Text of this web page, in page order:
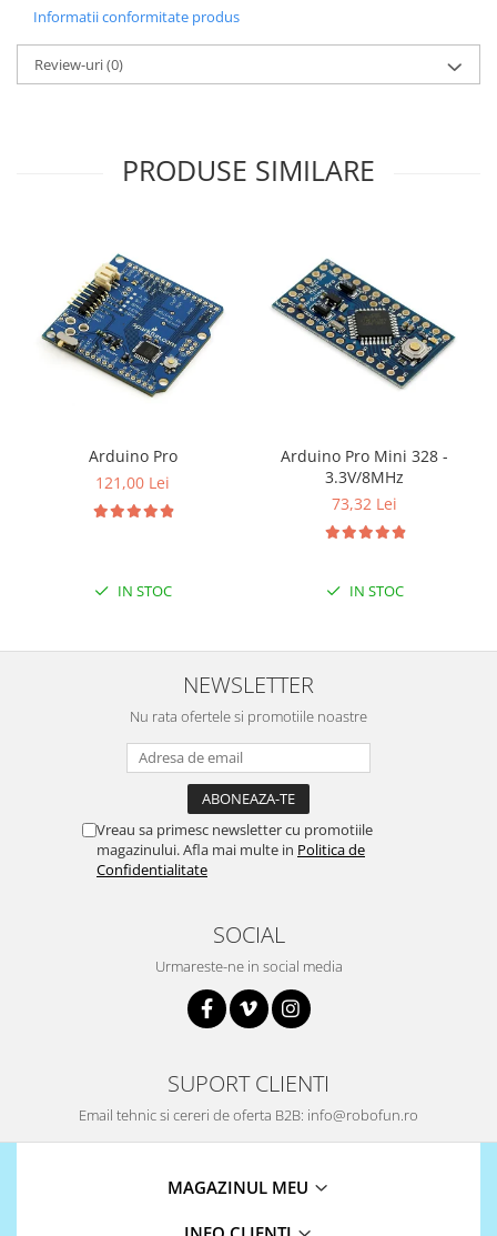
Actuator
Altele
Driver
Mecanice
Motoare
Micro Metal
Motoreductor plastic
Suruburi, Piulite, Conectare
Platforme de dezvoltare
Informatii conformitate produs
Review-uri(0)
PRODUSE SIMILARE
Arduino Pro
121,00 Lei
IN STOC
Arduino Pro Mini 328 -
3.3V/8MHz
73,32 Lei
IN STOC
NEWSLETTER
Nu rata ofertele si promotiile noastre
Vreau sa primesc newsletter cu promotiile
magazinului. Afla mai multe in Politica de
Confidentialitate
SOCIAL
Urmareste-ne in social media
SUPORT CLIENTI
Email tehnic si cereri de oferta B2B: info@robofun.ro
MAGAZINUL MEU